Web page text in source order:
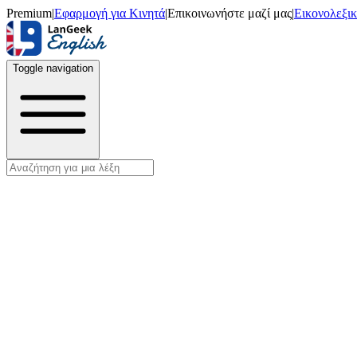
Premium|Εφαρμογή για Κινητά|Επικοινωνήστε μαζί μας|
Toggle navigation